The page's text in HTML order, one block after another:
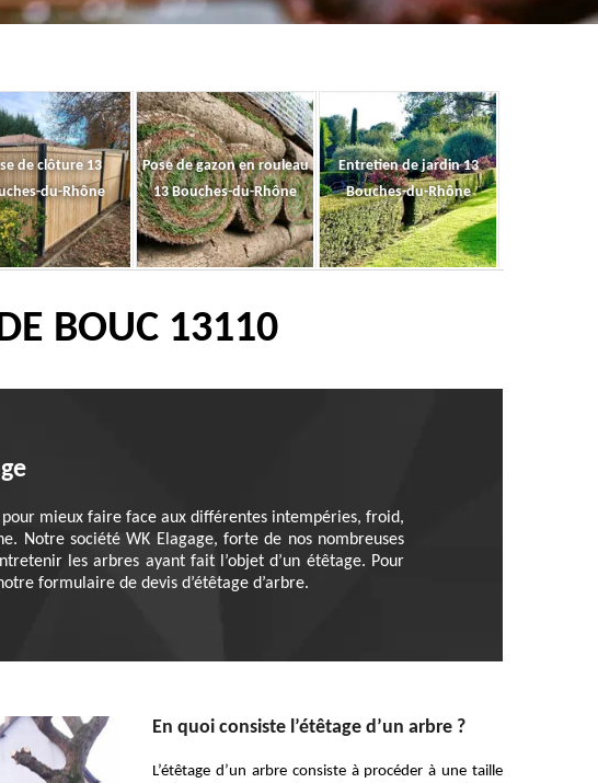
de clôture 13
du-Rhône
Pose de gazon en rouleau
13 Bouches-du-Rhône
Entretien de jardin 13
Bouches-du-Rhône
BOUC 13110
mieux faire face aux différentes intempéries, froid,
Notre société WK Elagage, forte de nos nombreuses
les arbres ayant fait l’objet d’un étêtage. Pour
formulaire de devis d’étêtage d’arbre.
En quoi consiste l’étêtage d’un arbre ?
L’étêtage d’un arbre consiste à procéder à une taille